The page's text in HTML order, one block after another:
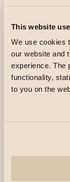
This website
We use cookies
our website and
experience. The
functionality,
to you on the